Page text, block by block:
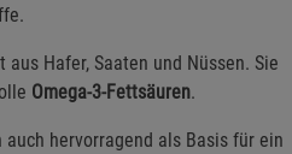
Hafer, Saaten und Nüssen. Sie
Omega-3-Fettsäuren.
hervorragend als Basis für ein